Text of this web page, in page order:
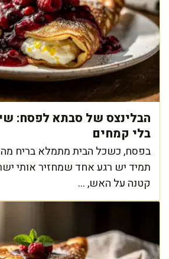
הבלינצס של סבתא לפסח:
בלי קמחים
בפסח, כשכל הבית מתמלא בריח
תמיד יש רגע אחד שמחזיר אותי
קטנה על האש, ...